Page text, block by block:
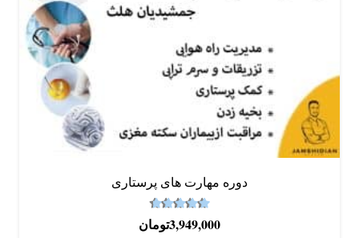
دوره‌ مهارت های پرستاری
4.67 از 5 3,949,000تومان